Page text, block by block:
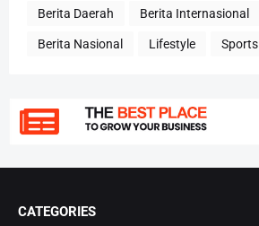
Berita Daerah Berita Internasional
Berita Nasional Lifestyle Sports
CATEGORIES